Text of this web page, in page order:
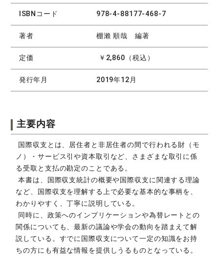
ISBNコード 978-4-88177-468-7
著者 棚瀨 順哉 編著
定価 ￥2,860（税込）
発行年月 2019年12月
主要内容
国際収支とは、居住者と非居住者の間で行われる財（モ
ノ）・サービス引や資本取引など、さまざまな取引に係
る受取と支払の勘定のことである。
本書は、国際収支統計の概要や国際収支に関連する理論
など、国際収支を理解する上で必要な基本的な事柄を、
わかりやすく、丁寧に説明している。
同時に、政策へのインプリケーションや為替レートとの
関係についても、最新の議論や学会の動向を踏まえて解
説している。すでに国際収支について一定の知識をお持
ちの方にも有益な情報を提供しうるものとなっている。